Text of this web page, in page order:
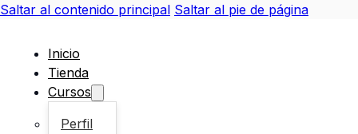
Saltar al contenido principal Saltar al pie de página
Inicio
Tienda
Cursos
Perfil